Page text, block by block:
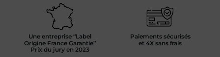
Une entreprise “Label
Origine France Garantie”
Prix du jury en 2023
Paiements sécurisés
et 4X sans frais